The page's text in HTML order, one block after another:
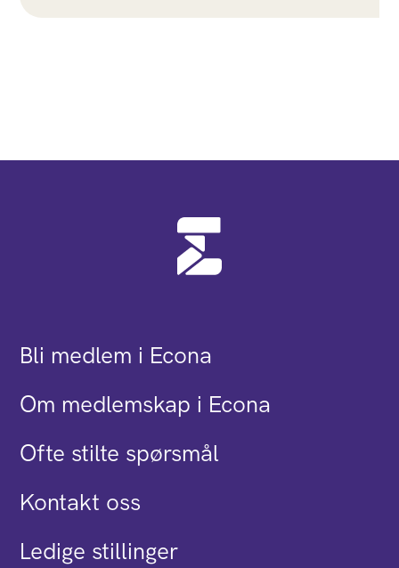
Bli medlem i Econa
Om medlemskap i Econa
Ofte stilte spørsmål
Kontakt oss
Ledige stillinger